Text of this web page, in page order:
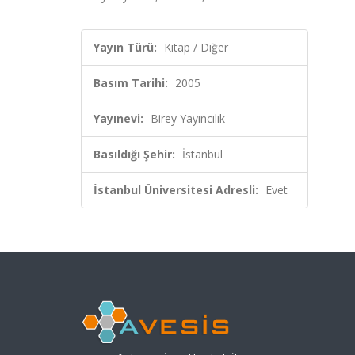
Yayın Türü: Kitap / Diğer
Basım Tarihi: 2005
Yayınevi: Birey Yayıncılık
Basıldığı Şehir: İstanbul
İstanbul Üniversitesi Adresli: Evet